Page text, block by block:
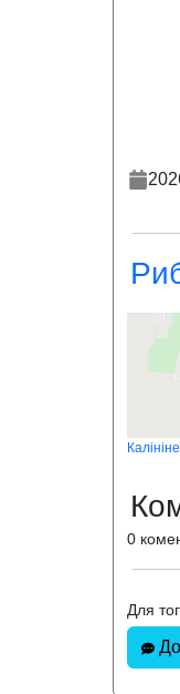
0
Для